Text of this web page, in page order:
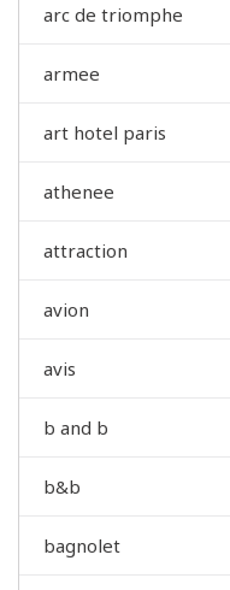
arc de triomphe
armee
art hotel paris
athenee
attraction
avion
avis
b and b
b&b
bagnolet